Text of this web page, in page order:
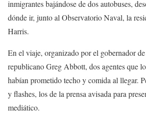
inmigrantes bajándose de dos autobuses,
dónde ir, junto al Observatorio Naval, la
Harris.
En el viaje, organizado por el gobernador de
republicano Greg Abbott, dos agentes que
habían prometido techo y comida al llegar.
y flashes, los de la prensa avisada para
mediático.